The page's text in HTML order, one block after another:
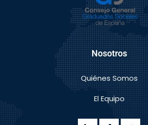
Nosotros
Quiénes Somos
El Equipo